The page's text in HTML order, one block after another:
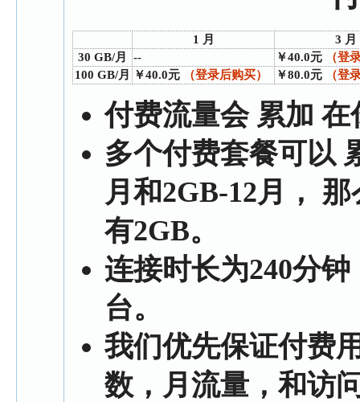
1 月
3 月
30 GB/月
-- ￥40.0元
（登
100 GB/月
￥40.0元 （登录后购买） ￥80.0元 （登
付费流量会累加 在
多个付费套餐可以
月和2GB-12月，
有2GB。
连接时长为240分
台。
我们优先保证付费
数，月流量，和访